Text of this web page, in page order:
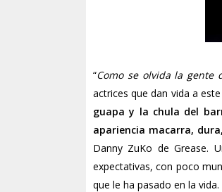
“Como se olvida la gente
actrices que dan vida a
guapa y la chula del
apariencia macarra,
Danny ZuKo de Grease.
expectativas, con poco
que le ha pasado en la